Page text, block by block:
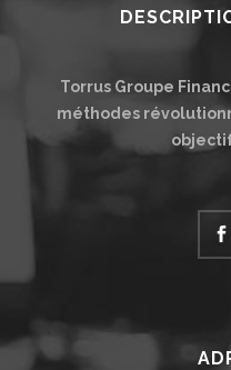
Torrus Groupe
méthodes